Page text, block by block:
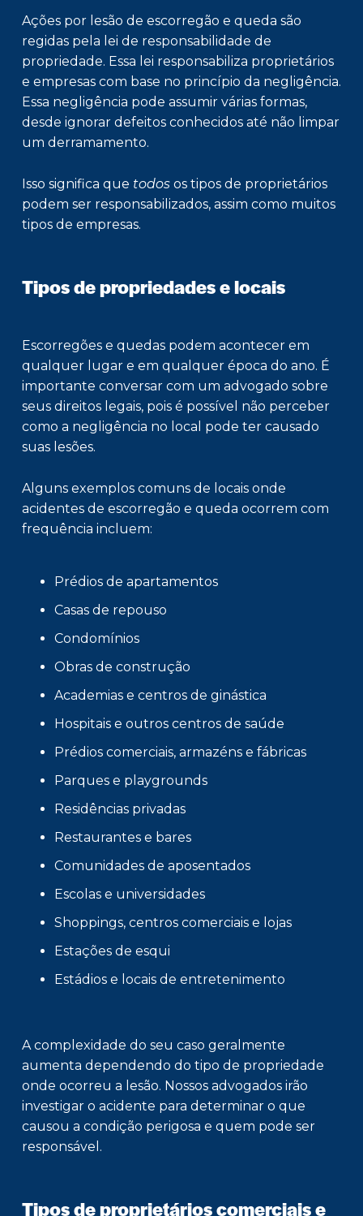
Ações por lesão de escorregão e queda são
regidas pela lei de responsabilidade de
propriedade. Essa lei responsabiliza proprietários
e empresas com base no princípio da negligência.
Essa negligência pode assumir várias formas,
desde ignorar defeitos conhecidos até não limpar
um derramamento.
Isso significa que todos os tipos de proprietários
podem ser responsabilizados, assim como muitos
tipos de empresas.
Tipos de propriedades e locais
Escorregões e quedas podem acontecer em
qualquer lugar e em qualquer época do ano. É
importante conversar com um advogado sobre
seus direitos legais, pois é possível não perceber
como a negligência no local pode ter causado
suas lesões.
Alguns exemplos comuns de locais onde
acidentes de escorregão e queda ocorrem com
frequência incluem:
Prédios de apartamentos
Casas de repouso
Condomínios
Obras de construção
Academias e centros de ginástica
Hospitais e outros centros de saúde
Prédios comerciais, armazéns e fábricas
Parques e playgrounds
Residências privadas
Restaurantes e bares
Comunidades de aposentados
Escolas e universidades
Shoppings, centros comerciais e lojas
Estações de esqui
Estádios e locais de entretenimento
A complexidade do seu caso geralmente
aumenta dependendo do tipo de propriedade
onde ocorreu a lesão. Nossos advogados irão
investigar o acidente para determinar o que
causou a condição perigosa e quem pode ser
responsável.
Tipos de proprietários comerciais e